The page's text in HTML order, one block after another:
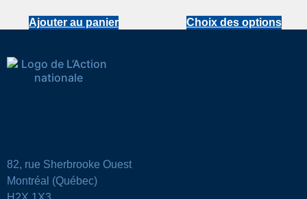
Ajouter au panier Choix des options
82, rue Sherbrooke Ouest
Montréal (Québec)